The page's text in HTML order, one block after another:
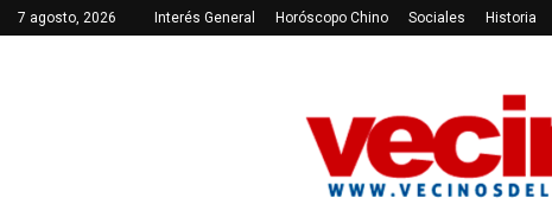
7 agosto, 2026 Interés General Horóscopo Chino Sociales Historia